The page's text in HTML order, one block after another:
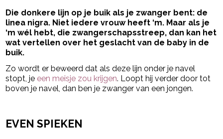
Die donkere lijn op je buik als je zwanger bent: de
linea nigra. Niet iedere vrouw heeft ‘m. Maar als je
‘m wél hebt, die zwangerschapsstreep, dan kan het
wat vertellen over het geslacht van de baby in de
buik.
Zo wordt er beweerd dat als deze lijn onder je navel
stopt, je een meisje zou krijgen. Loopt hij verder door tot
boven je navel, dan ben je zwanger van een jongen.
EVEN SPIEKEN